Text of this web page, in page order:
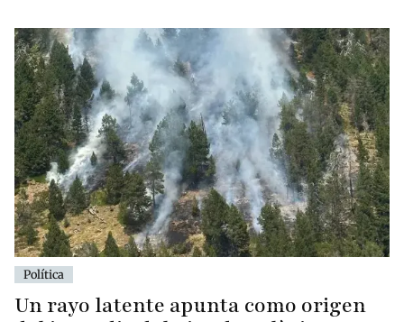
Política
Un rayo latente apunta como origen